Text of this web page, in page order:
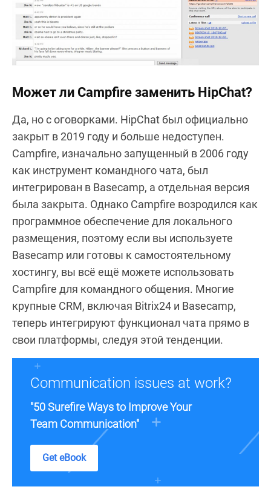
Может ли Campfire заменить HipChat?
Да, но с оговорками. HipChat был официально
закрыт в 2019 году и больше недоступен.
Campfire, изначально запущенный в 2006 году
как инструмент командного чата, был
интегрирован в Basecamp, а отдельная версия
была закрыта. Однако Campfire возродился как
программное обеспечение для локального
размещения, поэтому если вы используете
Basecamp или готовы к самостоятельному
хостингу, вы всё ещё можете использовать
Campfire для командного общения. Многие
крупные CRM, включая Bitrix24 и Basecamp,
теперь интегрируют функционал чата прямо в
свои платформы, следуя этой тенденции.
Communication issues at work?
"50 Surefire Ways to Improve Your
Team Communication"
Get eBook